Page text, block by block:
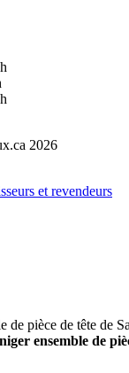
2026
et revendeurs
ensemble de